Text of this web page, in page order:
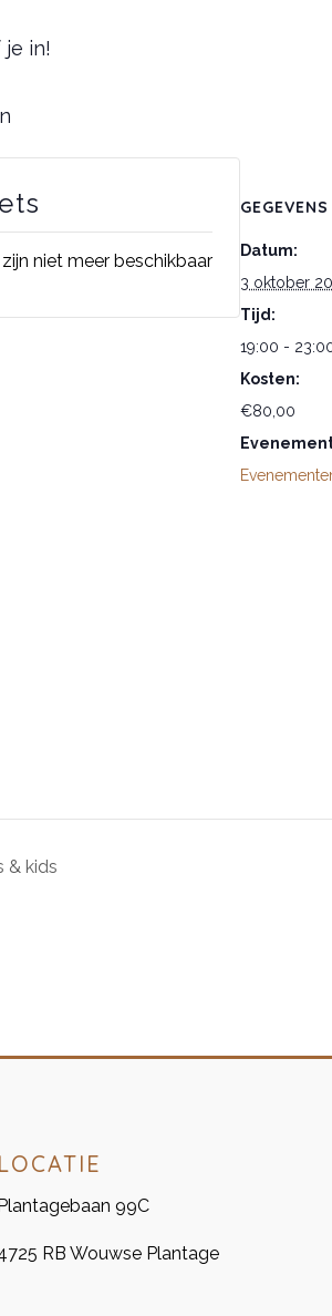
in!
GEGEVENS
Datum:
3 oktober
Tijd:
19:00 -
Kosten:
€80,00
niet meer beschikbaar
& kids
LOCATIE
99C
RB Wouwse Plantage